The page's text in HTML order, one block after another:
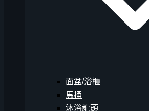
面盆/浴櫃
馬桶
沐浴龍頭